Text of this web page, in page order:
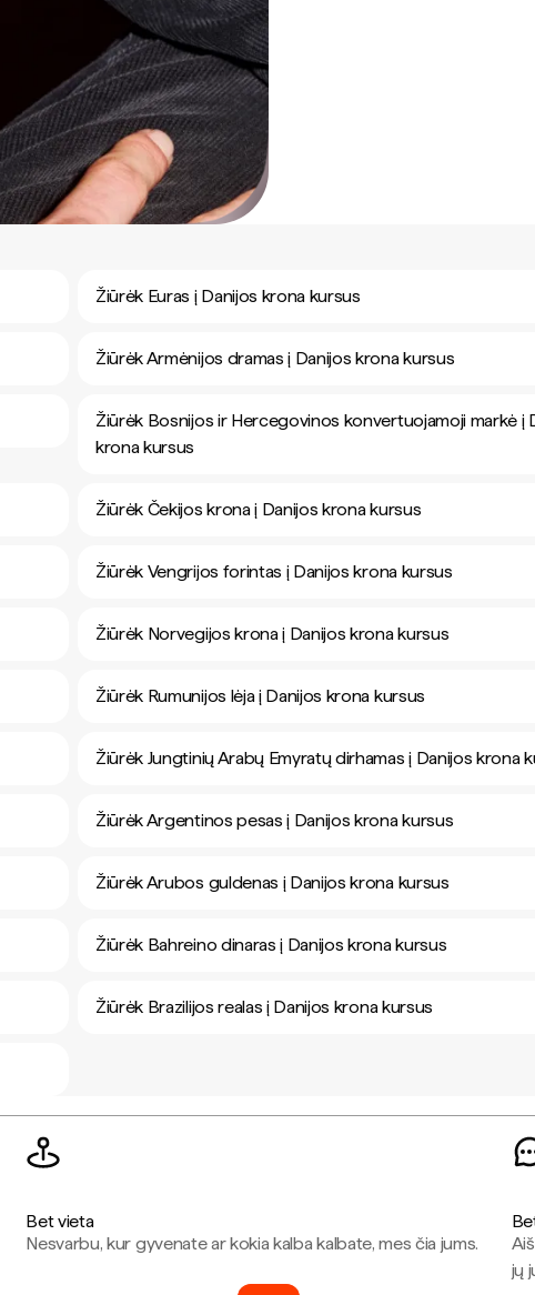
Žiūrėk Euras į Danijos krona kursus
Žiūrėk Armėnijos dramas į Danijos krona kursus
Žiūrėk Bosnijos ir Hercegovinos konvertuojamoji markė į
krona kursus
Žiūrėk Čekijos krona į Danijos krona kursus
Žiūrėk Vengrijos forintas į Danijos krona kursus
Žiūrėk Norvegijos krona į Danijos krona kursus
Žiūrėk Rumunijos lėja į Danijos krona kursus
Žiūrėk Jungtinių Arabų Emyratų dirhamas į Danijos krona
Žiūrėk Argentinos pesas į Danijos krona kursus
Žiūrėk Arubos guldenas į Danijos krona kursus
Žiūrėk Bahreino dinaras į Danijos krona kursus
Žiūrėk Brazilijos realas į Danijos krona kursus
Bet vieta
Nesvarbu, kur gyvenate ar kokia kalba kalbate, mes čia jums.
jų